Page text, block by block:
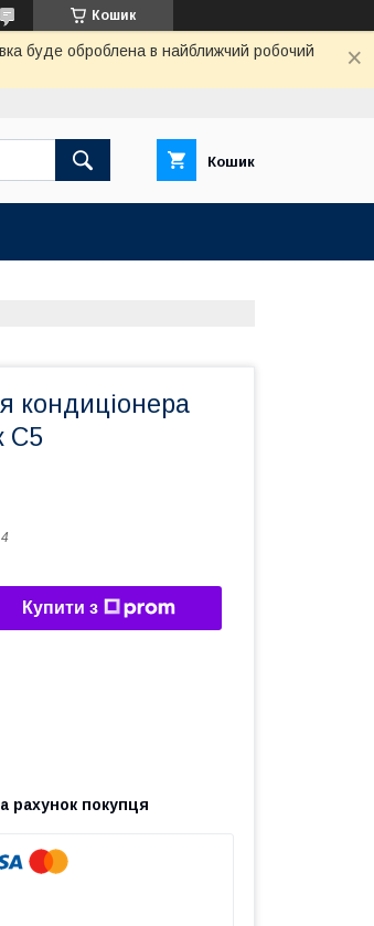
Кошик
буде оброблена в найближчий робочий
Кошик
кондиціонера
С5
Купити з
рахунок покупця